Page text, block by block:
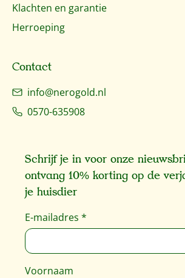
Klachten en garantie
Herroeping
Contact
info@nerogold.nl
0570-635908
Schrijf je in voor onze
ontvang 10% korting op de
je huisdier
E-mailadres *
Voornaam